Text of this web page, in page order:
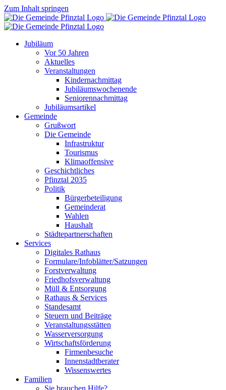
Zum Inhalt springen
Jubiläum
Vor 50 Jahren
Aktuelles
Veranstaltungen
Kindernachmittag
Jubiläumswochenende
Seniorennachmittag
Jubiläumsartikel
Gemeinde
Grußwort
Die Gemeinde
Infrastruktur
Tourismus
Klimaoffensive
Geschichtliches
Pfinztal 2035
Politik
Bürgerbeteiligung
Gemeinderat
Wahlen
Haushalt
Städtepartnerschaften
Services
Digitales Rathaus
Formulare/Infoblätter/Satzungen
Forstverwaltung
Friedhofsverwaltung
Müll & Entsorgung
Rathaus & Services
Standesamt
Steuern und Beiträge
Veranstaltungsstätten
Wasserversorgung
Wirtschaftsförderung
Firmenbesuche
Innenstadtberater
Wissenswertes
Familien
Sie brauchen Hilfe?